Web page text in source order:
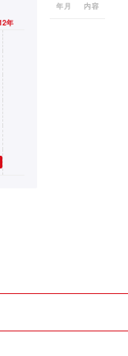
年
年月 内容